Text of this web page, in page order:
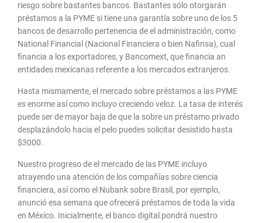
riesgo sobre bastantes bancos. Bastantes sólo otorgarán
préstamos a la PYME si tiene una garantía sobre uno de los 5
bancos de desarrollo pertenencia de el administración, como
National Financial (Nacional Financiera o bien Nafinsa), cual
financia a los exportadores, y Bancomext, que financia an
entidades mexicanas referente a los mercados extranjeros.
Hasta mismamente, el mercado sobre préstamos a las PYME
es enorme así­ como incluyo creciendo veloz. La tasa de interés
puede ser de mayor baja de que la sobre un préstamo privado
desplazándolo hacia el pelo puedes solicitar desistido hasta
$3000.
Nuestro progreso de el mercado de las PYME incluyo
atrayendo una atención de los compañías sobre ciencia
financiera, así­ como el Nubank sobre Brasil, por ejemplo,
anunció esa semana que ofrecerá préstamos de toda la vida
en México. Inicialmente, el banco digital pondrá nuestro